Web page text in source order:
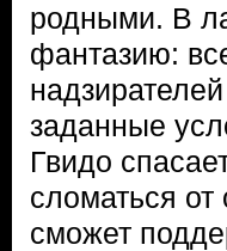
родными. В
фантазию:
заданные
Гвидо
сломаться
сможет